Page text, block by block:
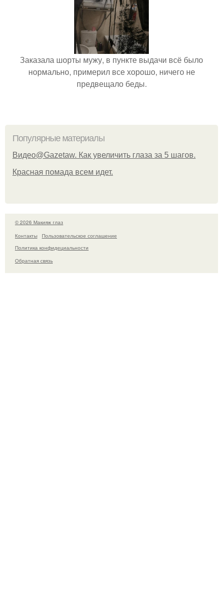
Заказала шорты мужу, в пункте выдачи всё было
нормально, примерил все хорошо, ничего не
предвещало беды.
Популярные материалы
Видео@Gazetaw. Как увеличить глаза за 5 шагов.
Красная помада всем идет.
© 2026 Макияж глаз
Контакты
Пользовательское соглашение
Политика конфидециальности
Обратная связь